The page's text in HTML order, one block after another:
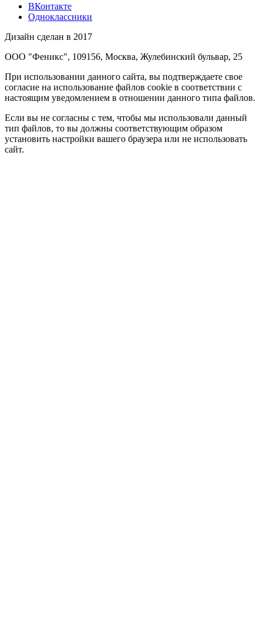
ВКонтакте
Одноклассники
Дизайн сделан в 2017
ООО "Феникс", 109156, Москва, Жулебинский бульвар, 25
При использовании данного сайта, вы подтверждаете свое
согласие на использование файлов cookie в соответствии с
настоящим уведомлением в отношении данного типа файлов.
Если вы не согласны с тем, чтобы мы использовали данный
тип файлов, то вы должны соответствующим образом
установить настройки вашего браузера или не использовать
сайт.